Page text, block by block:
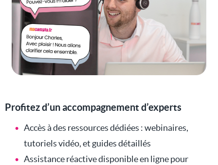
Profitez d’un accompagnement d’experts
Accès à des ressources dédiées : webinaires,
tutoriels vidéo, et guides détaillés
Assistance réactive disponible en ligne pour